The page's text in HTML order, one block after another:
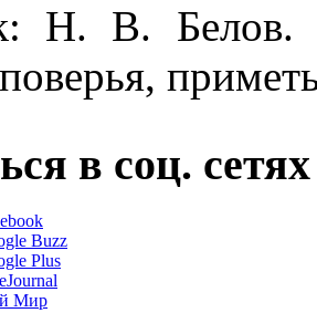
Н. В. Белов.
в соц. сетях